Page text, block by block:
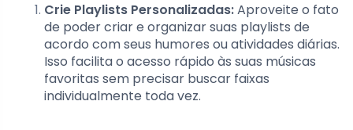
Crie Playlists Personalizadas:Aproveite o fato
de poder criar e organizar suas playlists de
acordo com seus humores ou atividades diárias.
Isso facilita o acesso rápido às suas músicas
favoritas sem precisar buscar faixas
individualmente toda vez.